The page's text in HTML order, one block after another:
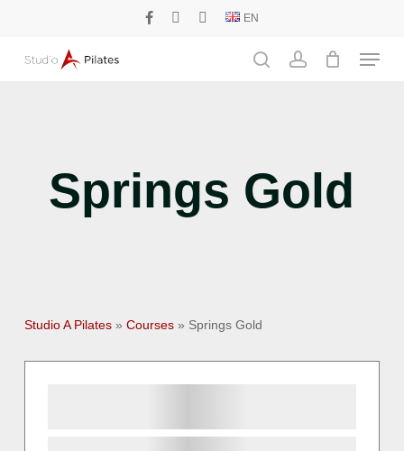
main
EN
Menu
Springs Gold
Studio A Pilates» Courses» Springs Gold